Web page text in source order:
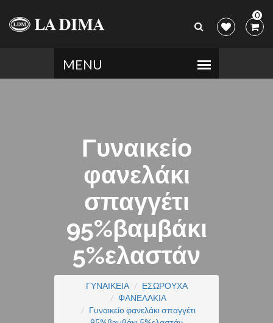
0
Γυναικείο
φανελάκι
σπαγγέτι
95%βαμβάκι
5%ελαστάν
ΓΥΝΑΙΚΕΙΑ
ΕΣΩΡΟΥΧΑ
ΦΑΝΕΛΑΚΙΑ
Γυναικείο φανελάκι σπαγγέτι